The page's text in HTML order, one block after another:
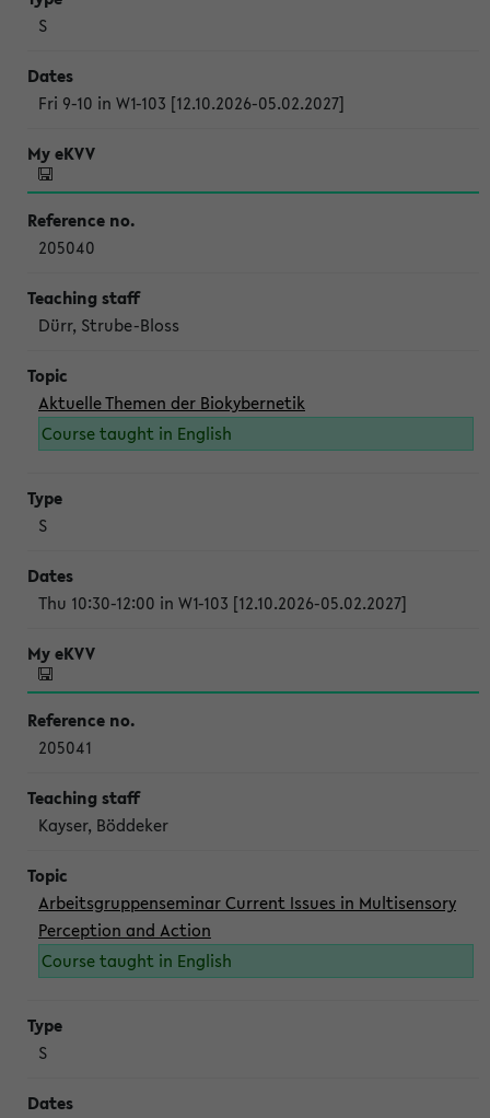
S
Fri 9-10 in W1-103 [12.10.2026-05.02.2027]
205040
Dürr, Strube-Bloss
Aktuelle Themen der Biokybernetik
Course taught in English
S
Thu 10:30-12:00 in W1-103 [12.10.2026-05.02.2027]
205041
Kayser, Böddeker
Arbeitsgruppenseminar Current Issues in Multisensory
Perception and Action
Course taught in English
S